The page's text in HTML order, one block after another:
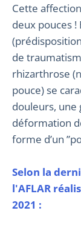
Cette
deux pouces !
de
rhizarthrose
pouce) se
douleurs, une
déformation
forme d’un
Selon la
l'AFLAR
2021 :